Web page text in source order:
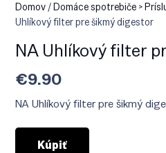
Domov/Domáce spotrebiče >
Uhlíkový filter pre šikmý digestor
NA Uhlíkový filter
€9.90
NA Uhlíkový filter pre šikmý
Kúpiť